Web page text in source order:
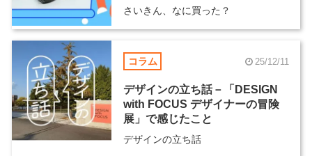
さいきん、なに買った？
コラム 25/12/11
デザインの立ち話－「DESIGN
with FOCUS デザイナーの冒険
展」で感じたこと
デザインの立ち話